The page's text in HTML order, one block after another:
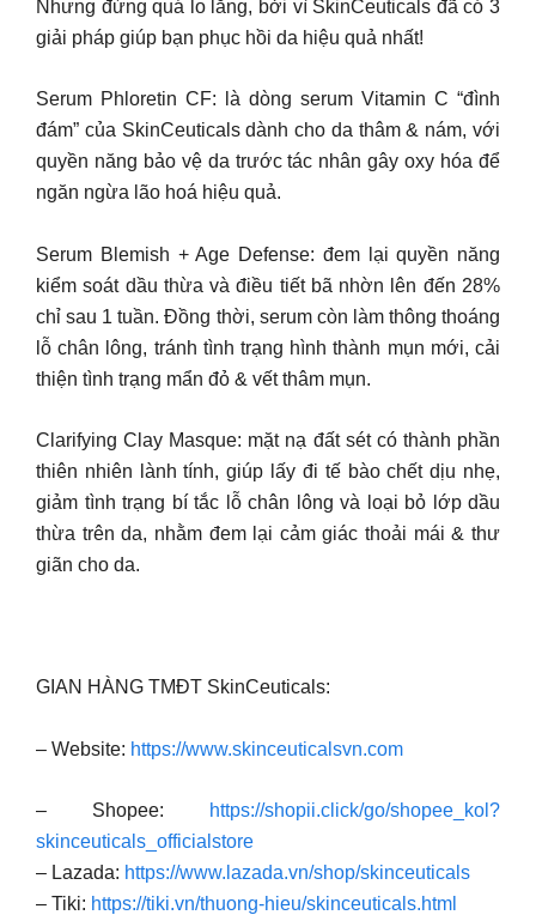
Nhưng đừng quá lo lắng, bởi vì SkinCeuticals đã có 3
giải pháp giúp bạn phục hồi da hiệu quả nhất!
Serum Phloretin CF: là dòng serum Vitamin C “đình
đám” của SkinCeuticals dành cho da thâm & nám, với
quyền năng bảo vệ da trước tác nhân gây oxy hóa để
ngăn ngừa lão hoá hiệu quả.
Serum Blemish + Age Defense: đem lại quyền năng
kiểm soát dầu thừa và điều tiết bã nhờn lên đến 28%
chỉ sau 1 tuần. Đồng thời, serum còn làm thông thoáng
lỗ chân lông, tránh tình trạng hình thành mụn mới, cải
thiện tình trạng mẩn đỏ & vết thâm mụn.
Clarifying Clay Masque: mặt nạ đất sét có thành phần
thiên nhiên lành tính, giúp lấy đi tế bào chết dịu nhẹ,
giảm tình trạng bí tắc lỗ chân lông và loại bỏ lớp dầu
thừa trên da, nhằm đem lại cảm giác thoải mái & thư
giãn cho da.
GIAN HÀNG TMĐT SkinCeuticals:
– Website: https://www.skinceuticalsvn.com
– Shopee:
https://shopii.click/go/shopee_kol?
skinceuticals_officialstore
– Lazada: https://www.lazada.vn/shop/skinceuticals
– Tiki: https://tiki.vn/thuong-hieu/skinceuticals.html